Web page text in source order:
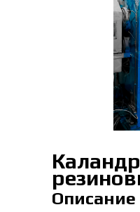
Описание